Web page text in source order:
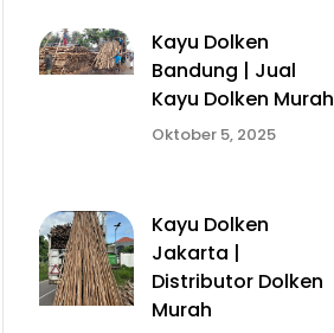
Kayu Dolken
Bandung | Jual
Kayu Dolken Murah
Oktober 5, 2025
Kayu Dolken
Jakarta |
Distributor Dolken
Murah